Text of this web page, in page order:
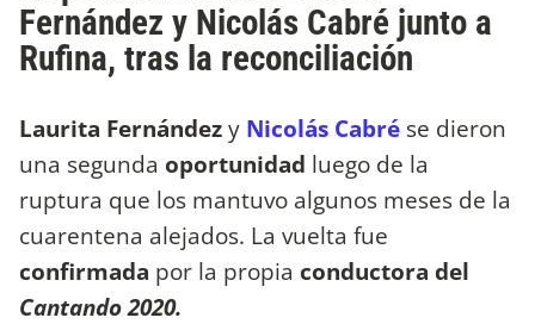
Fernández y Nicolás Cabré junto a
Rufina, tras la reconciliación
Laurita Fernándezy Nicolás Cabré se dieron
una segunda oportunidad luego de la
ruptura que los mantuvo algunos meses de la
cuarentena alejados. La vuelta fue
confirmada por la propia conductora del
Cantando 2020.